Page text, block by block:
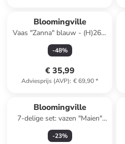
Bloomingville
Vaas "Zanna" blauw - (H)26 x
Ø 17,5 cm
-48%
€ 35,99
Adviesprijs (AVP): € 69,90*
Bloomingville
7-delige set: vazen "Maien"
meerkleurig
-23%